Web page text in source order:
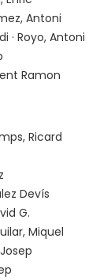
Antoni
· Royo, Antoni
Ramon
Ricard
Devís
G.
Miquel